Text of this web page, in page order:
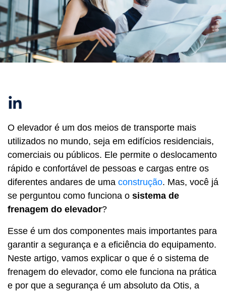
Linkedin
O elevador é um dos meios de transporte mais
utilizados no mundo, seja em edifícios residenciais,
comerciais ou públicos. Ele permite o deslocamento
rápido e confortável de pessoas e cargas entre os
diferentes andares de uma construção. Mas, você já
se perguntou como funciona o sistema de
frenagem do elevador?
Esse é um dos componentes mais importantes para
garantir a segurança e a eficiência do equipamento.
Neste artigo, vamos explicar o que é o sistema de
frenagem do elevador, como ele funciona na prática
e por que a segurança é um absoluto da Otis, a